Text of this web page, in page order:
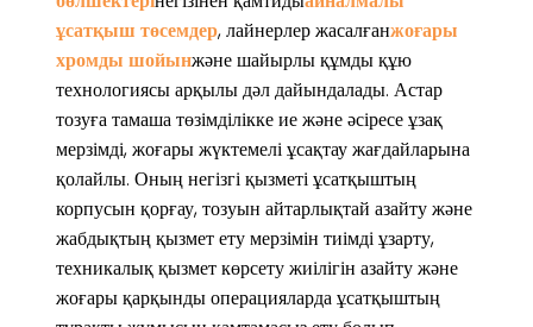
ұсатқыш төсемдер, лайнерлер жасалғанжоғары
хромды шойынжәне шайырлы құмды құю
технологиясы арқылы дәл дайындалады. Астар
тозуға тамаша төзімділікке ие және әсіресе ұзақ
мерзімді, жоғары жүктемелі ұсақтау жағдайларына
қолайлы. Оның негізгі қызметі ұсатқыштың
корпусын қорғау, тозуын айтарлықтай азайту және
жабдықтың қызмет ету мерзімін тиімді ұзарту,
техникалық қызмет көрсету жиілігін азайту және
жоғары қарқынды операцияларда ұсатқыштың